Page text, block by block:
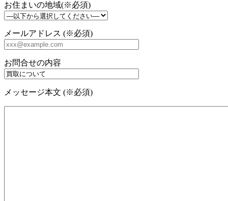
お住まいの地域(※必須)
メールアドレス (※必須)
お問合せの内容
メッセージ本文 (※必須)